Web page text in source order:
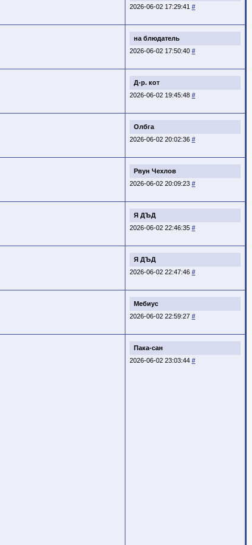
2026-06-02 17:29:41 #
на блюдатель
2026-06-02 17:50:40 #
Д-р. кот
2026-06-02 19:45:48 #
Олбга
2026-06-02 20:02:36 #
Рвун Чехлов
2026-06-02 20:09:23 #
Я ДЪД
2026-06-02 22:46:35 #
Я ДЪД
2026-06-02 22:47:46 #
Мебиус
2026-06-02 22:59:27 #
Пака-сан
2026-06-02 23:03:44 #